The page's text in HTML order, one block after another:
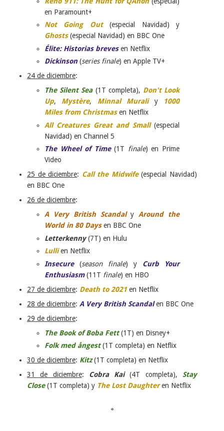
en Paramount+
Not Going Out(especial Navidad) y
Ghosts(especial Navidad) en BBC One
Élite: Historias brevesen Netflix
Dickinson (series finale) en Apple TV+
24 de diciembre:
The Silent Sea(1T completa), Don't Look
Up, Mystère, Minnal Muraliy
1000
Miles from Christmasen Netflix
All Creatures Great and Small(especial
Navidad) en Channel 5
The Wheel of Time(1T finale) en Prime
Video
25 de diciembre: Call the Midwife(especial Navidad)
en BBC One
26 de diciembre:
A Very British ScandalyAround the
World in 80 Daysen BBC One
Letterkenny(7T) en Hulu
Lullien Netflix
Insecure(season finale) y Curb Your
Enthusiasm(11T finale) en HBO
27 de diciembre: Death to 2021 en Netflix
28 de diciembre: A Very British Scandalen BBC One
29 de diciembre:
The Book of Boba Fett(1T) en Disney+
Folk med ångest(1T completa) en Netflix
30 de diciembre: Kitz(1T completa) en Netflix
31 de diciembre: Cobra Kai(4T completa), Stay
Close(1T completa) y The Lost Daughteren Netflix
*